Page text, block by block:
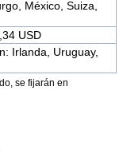
México, Suiza,
USD
Irlanda, Uruguay,
se fijarán en